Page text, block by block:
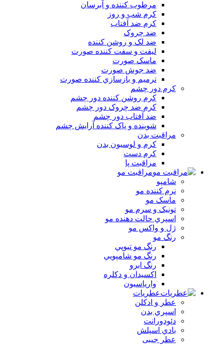
مرطوب کننده و آبرسان
کرم شب و روز
کرم ضد آفتاب
ضد چروک
ضد لک و روشن کننده
ليفت و سفت کننده صورت
ماسک صورت
ضد جوش صورت
ترميم و بازسازي کننده صورت
کرم دور چشم
کرم روشن کننده دور چشم
کرم ضد چروک دور چشم
ضد آفتاب دور چشم
شوينده و پاک کننده آرايش چشم
مراقبت بدن
کرم و لوسيون بدن
کرم دست
مراقبت پا
مراقبت مو
شامپو
نرم کننده مو
ماسک مو
تونيک و سرم مو
اسپري حالت دهنده مو
ژل و واکس مو
رنگ مو
رنگ مو تيوپي
رنگ مو شامپويي
رنگ ابرو
اکسيدان و دکلره
وارياسيون
عطریات
عطر و ادکلن
اسپري بدن
دئودورانت
بادي اسپلش
عطر جيبی